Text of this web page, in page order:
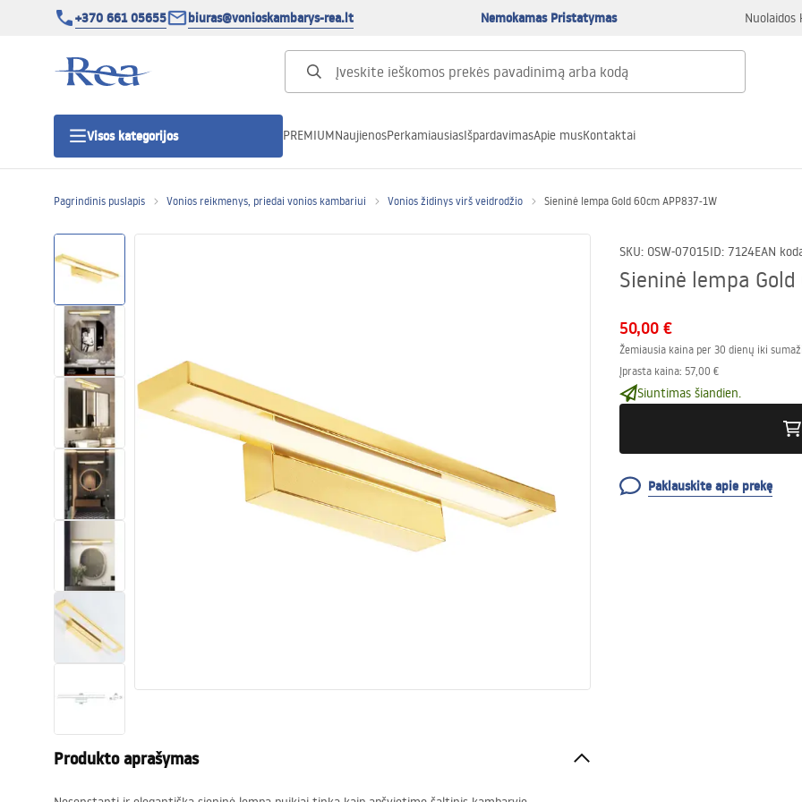
+370 661 05655 biuras@vonioskambarys-rea.lt Nemokamas Pristatymas Nuolaidos
Visos kategorijos
Dušo durys
Vonios dušo padėklai
Linijiniai dušo kanalai
Tualetai
Praustuvas
Vonios ir ekranai
Vonios maišytuvai
Vonios dušai
PREMIUMNaujienosPerkamiausiasIšpardavimasApie musKontaktai
Pagrindinis puslapis Vonios reikmenys, priedai vonios kambariui Vonios židinys virš veidrodžio Sieninė lempa Gold 60cm APP837-1W
SKU: OSW-07015ID: 7124EAN
Sieninė lempa
50,00 €
Žemiausia kaina per 30 dienų iki
Įprasta kaina: 57,00 €
Siuntimas šiandien.
Paklauskite apie prekę
Produkto aprašymas